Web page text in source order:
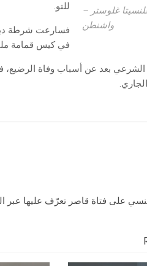
غلوستر –
واشنطن
للتو.
فسارعت شرطة
في كيس قمامة
بعد عن أسباب وفاة الرضيع،
على فتاة قاصر تعرّف عليها عبر